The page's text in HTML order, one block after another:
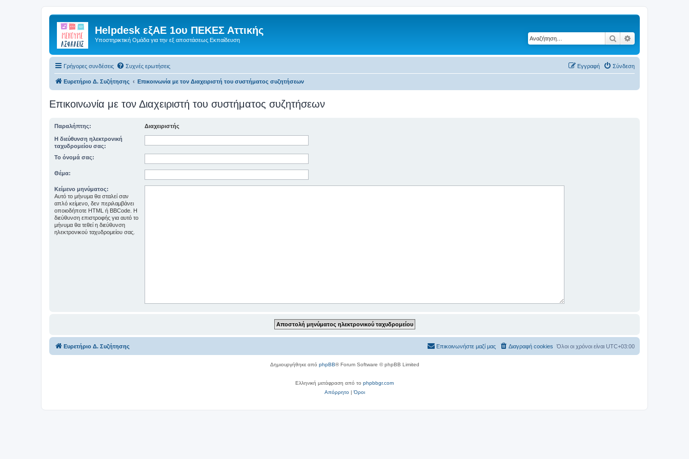
Helpdesk εξΑΕ 1ου ΠΕΚΕΣ Αττικής
Υποστηρικτική Ομάδα για την εξ αποστάσεως Εκπαίδευση Αναζήτηση
Γρήγορες συνδέσεις Συχνές ερωτήσεις Σύνδεση
Εγγραφή
Ευρετήριο Δ. Συζήτησης Επικοινωνία με τον Διαχειριστή του συστήματος συζητήσεων
Επικοινωνία με τον Διαχειριστή του συστήματος συζητήσεων
Παραλήπτης: Διαχειριστής
Η διεύθυνση ηλεκτρονική
ταχυδρομείου σας:
Το όνομά σας:
Θέμα:
Κείμενο μηνύματος:
Αυτό το μήνυμα θα σταλεί σαν
απλό κείμενο, δεν περιλαμβάνει
οποιοδήποτε HTML ή BBCode. Η
διεύθυνση επιστροφής για αυτό το
μήνυμα θα τεθεί η διεύθυνση
ηλεκτρονικού ταχυδρομείου σας.
Ευρετήριο Δ. Συζήτησης Όλοι οι χρόνοι είναι UTC+03:00
Διαγραφή cookies
Επικοινωνήστε μαζί μας
Δημιουργήθηκε από phpBB® Forum Software © phpBB Limited
Ελληνική μετάφραση από το phpbbgr.com
Απόρρητο|Όροι